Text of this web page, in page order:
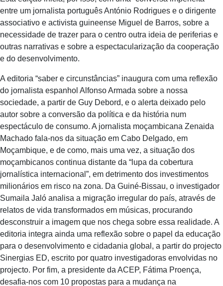
entre um jornalista português António Rodrigues e o dirigente
associativo e activista guineense Miguel de Barros, sobre a
necessidade de trazer para o centro outra ideia de periferias e
outras narrativas e sobre a espectacularização da cooperação
e do desenvolvimento.
A editoria “saber e circunstâncias” inaugura com uma reflexão
do jornalista espanhol Alfonso Armada sobre a nossa
sociedade, a partir de Guy Debord, e o alerta deixado pelo
autor sobre a conversão da política e da história num
espectáculo de consumo. A jornalista moçambicana Zenaida
Machado fala-nos da situação em Cabo Delgado, em
Moçambique, e de como, mais uma vez, a situação dos
moçambicanos continua distante da “lupa da cobertura
jornalística internacional”, em detrimento dos investimentos
milionários em risco na zona. Da Guiné-Bissau, o investigador
Sumaila Jaló analisa a migração irregular do país, através de
relatos de vida transformados em músicas, procurando
desconstruir a imagem que nos chega sobre essa realidade. A
editoria integra ainda uma reflexão sobre o papel da educação
para o desenvolvimento e cidadania global, a partir do projecto
Sinergias ED, escrito por quatro investigadoras envolvidas no
projecto. Por fim, a presidente da ACEP, Fátima Proença,
desafia-nos com 10 propostas para a mudança na